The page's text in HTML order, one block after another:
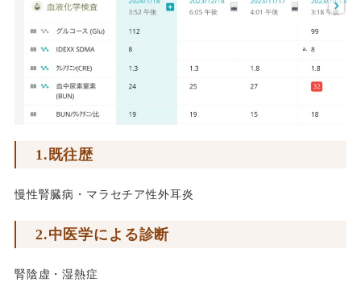
1.既往歴
慢性腎臓病・マラセチア性外耳炎
2.中医学による診断
腎陰虚・湿熱症